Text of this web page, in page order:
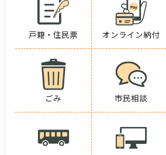
戸籍・住民票 オンライン納付
ごみ 市民相談